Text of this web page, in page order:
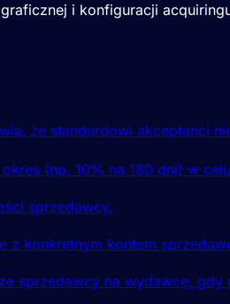
i konfiguracji
że standardowi akceptanci
(np. 10% na 180 dni) w
sprzedawcy.
z konkretnym kontem
sprzedawcy na wydawcę,